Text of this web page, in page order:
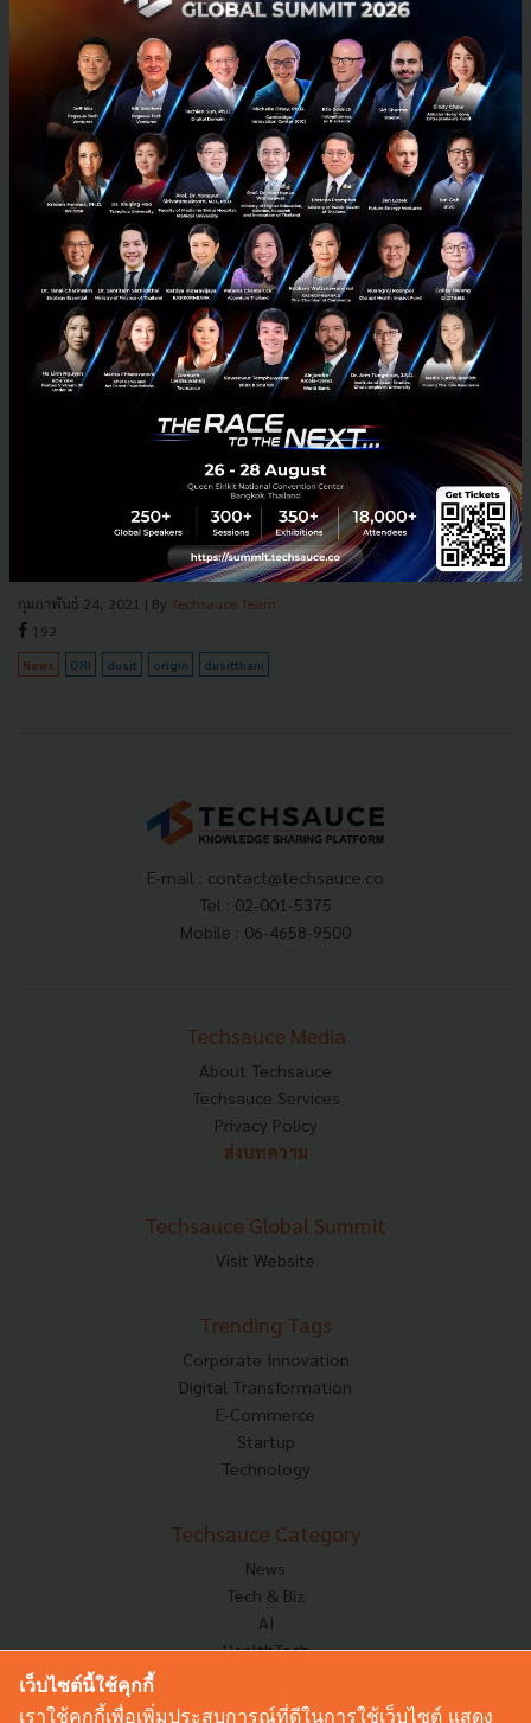
ORIGIN ออริจิ้น
'ออริจิ้น' ร่วมทุน 'ดุสิตธานี' ปั้นคอนโด High end ใจกลาง
ศรีราชา รองรับการเติบโตด้านการลงทุน-การท่องเที่ยวแถบ EEC
“ออริจิ้น พร็อพเพอร์ตี้” เปิดดีลร่วมทุน “กลุ่มดุสิตธานี” ครั้งแรก ปั้นคอนโด
ไฮเอนด์ตรงข้ามตึกคอม ใจกลางศรีราชา มูลค่าโครงการ 1,400 ล้านบาท
หวังร่วมกันต่อยอดและรองรับโอกาสการเติบโตขอ...
กุมภาพันธ์ 24, 2021 | By Techsauce Team
192
News ORI dusit origin dusitthani
E-mail : contact@techsauce.co
Tel : 02-001-5375
Mobile : 06-4658-9500
Techsauce Media
About Techsauce
Techsauce Services
Privacy Policy
ส่งบทความ
Techsauce Global Summit
Visit Website
Trending Tags
Corporate Innovation
Digital Transformation
E-Commerce
Startup
Technology
Techsauce Category
News
Tech & Biz
AI
HealthTech
Corp Innov
เว็บไซต์นี้ใช้คุกกี้
เราใช้คุกกี้เพื่อเพิ่มประสบการณ์ที่ดีในการใช้เว็บไซต์ แสดง